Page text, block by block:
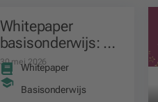
Whitepaper
basisonderwijs: 10
werkvormen voor
meer leesmotivatie
in je les
30 mei 2026
Whitepaper
Basisonderwijs